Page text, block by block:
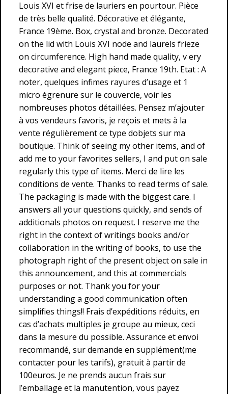
Louis XVI et frise de lauriers en pourtour. Pièce
de très belle qualité. Décorative et élégante,
France 19ème. Box, crystal and bronze. Decorated
on the lid with Louis XVI node and laurels frieze
on circumference. High hand made quality, v ery
decorative and elegant piece, France 19th. Etat : A
noter, quelques infimes rayures d’usage et 1
micro égrenure sur le couvercle, voir les
nombreuses photos détaillées. Pensez m’ajouter
à vos vendeurs favoris, je reçois et mets à la
vente régulièrement ce type dobjets sur ma
boutique. Think of seeing my other items, and of
add me to your favorites sellers, I and put on sale
regularly this type of items. Merci de lire les
conditions de vente. Thanks to read terms of sale.
The packaging is made with the biggest care. I
answers all your questions quickly, and sends of
additionals photos on request. I reserve me the
right in the context of writings books and/or
collaboration in the writing of books, to use the
photograph right of the present object on sale in
this announcement, and this at commercials
purposes or not. Thank you for your
understanding a good communication often
simplifies things!! Frais d’expéditions réduits, en
cas d’achats multiples je groupe au mieux, ceci
dans la mesure du possible. Assurance et envoi
recommandé, sur demande en supplément(me
contacter pour les tarifs), gratuit à partir de
100euros. Je ne prends aucun frais sur
l’emballage et la manutention, vous payez